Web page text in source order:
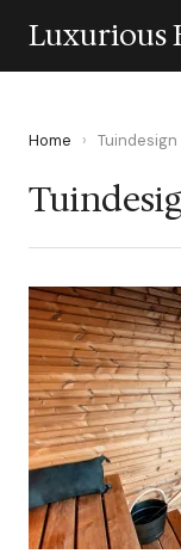
Luxurious
Home › Tuindesign